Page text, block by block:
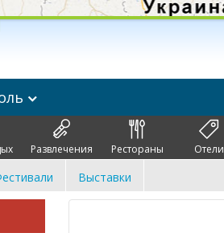
Развлечения Рестораны Отели
Выставки